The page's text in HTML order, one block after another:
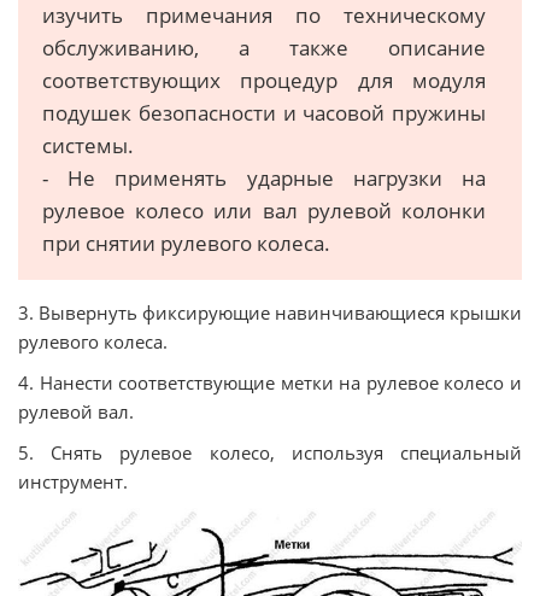
изучить примечания по техническому
обслуживанию, а также описание
соответствующих процедур для модуля
подушек безопасности и часовой пружины
системы.
- Не применять ударные нагрузки на
рулевое колесо или вал рулевой колонки
при снятии рулевого колеса.
3. Вывернуть фиксирующие навинчивающиеся крышки
рулевого колеса.
4. Нанести соответствующие метки на рулевое колесо и
рулевой вал.
5. Снять рулевое колесо, используя специальный
инструмент.